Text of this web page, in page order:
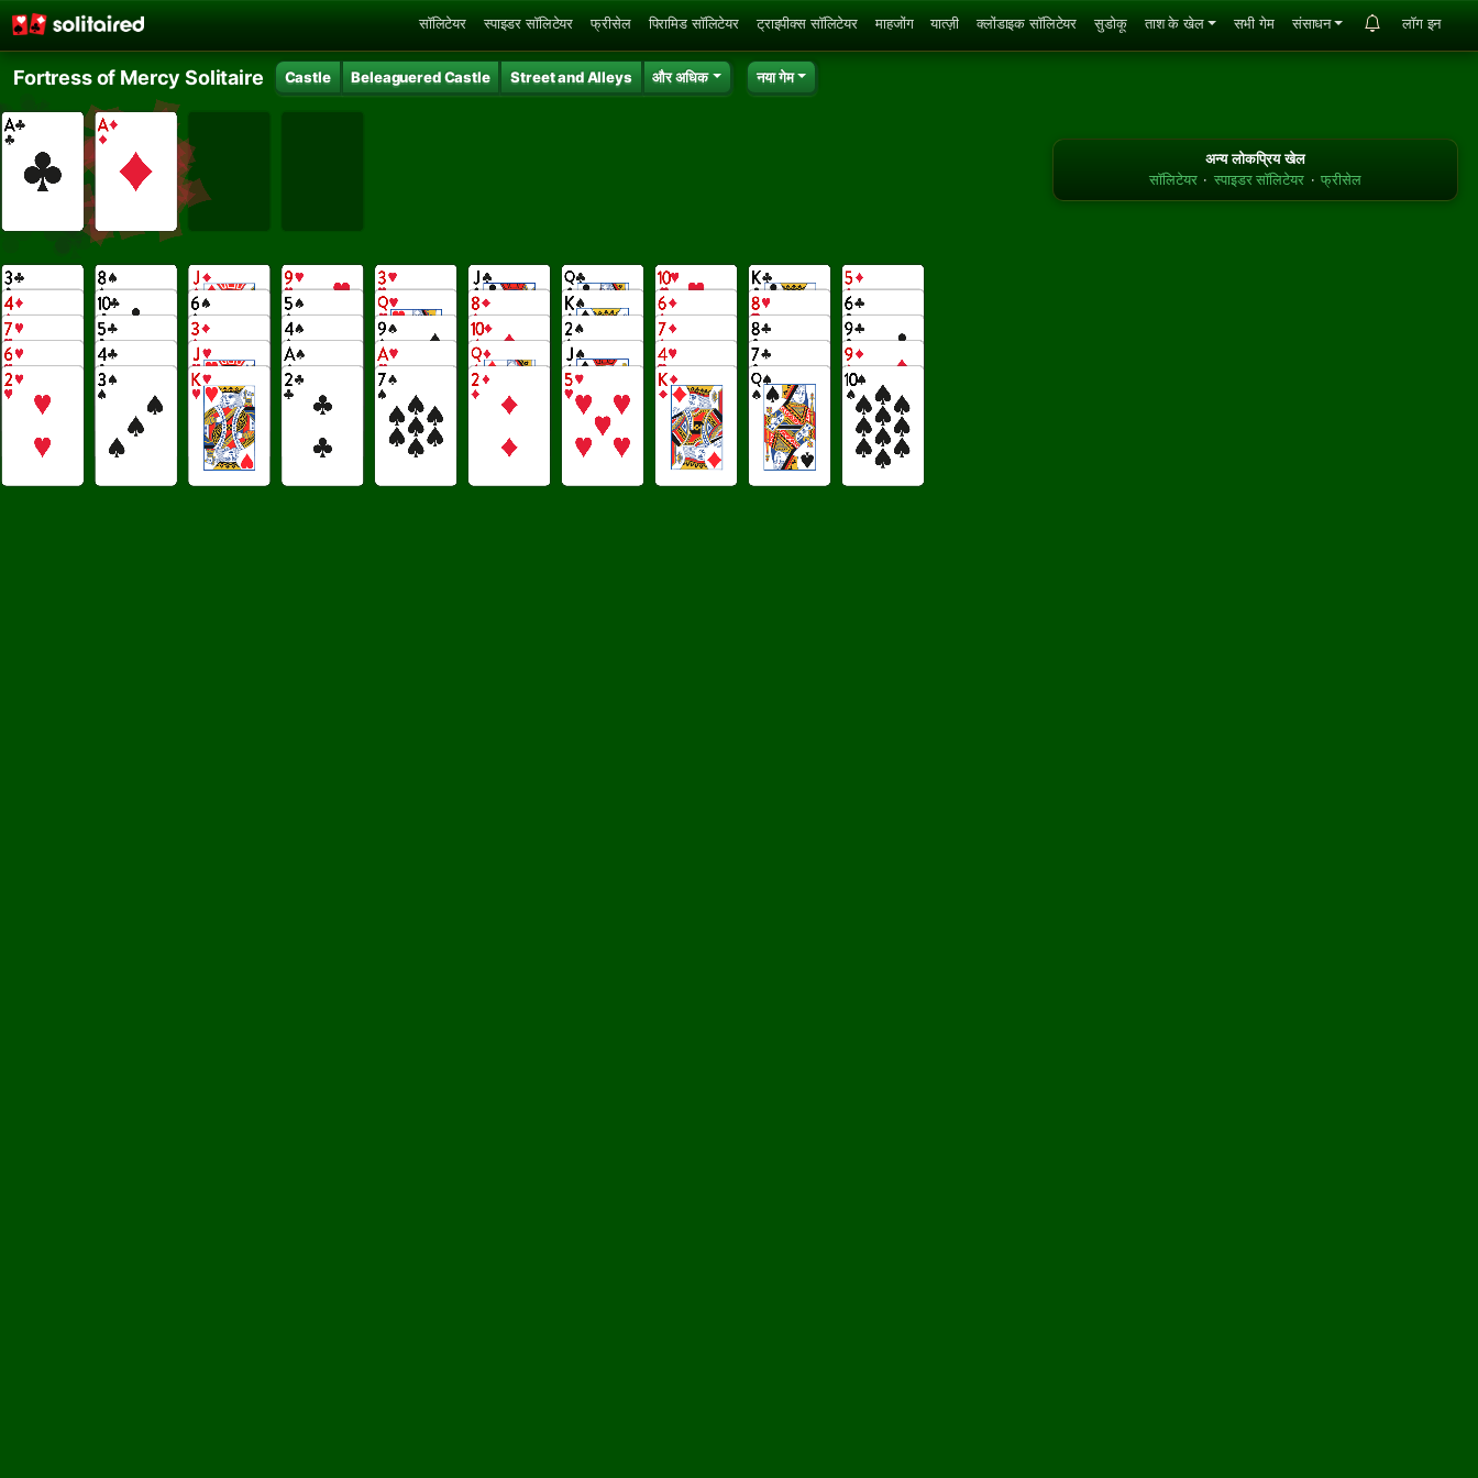
सॉलिटेयर स्पाइडर सॉलिटेयर फ्रीसेल पिरामिड सॉलिटेयर ट्राइपीक्स सॉलिटेयर माहजोंग यात्ज़ी क्लोंडाइक सॉलिटेयर सुडोकू ताश के खेल सभी गेम संसाधन लॉग इन
Fortress of Mercy Solitaire Castle Beleaguered Castle Street and Alleys और अधिक नया गेम
अन्य लोकप्रिय खेल
सॉलिटेयर · स्पाइडर सॉलिटेयर · फ्रीसेल